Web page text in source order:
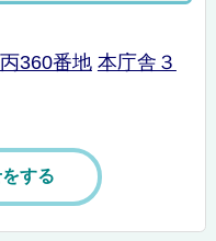
360番地 本庁舎３
する